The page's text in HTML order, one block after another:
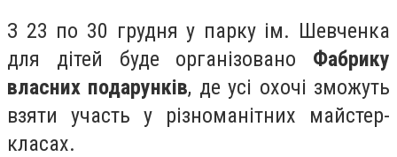
З 23 по 30 грудня у парку ім. Шевченка
для дітей буде організовано Фабрику
власних подарунків, де усі охочі зможуть
взяти участь у різноманітних майстер-
класах.